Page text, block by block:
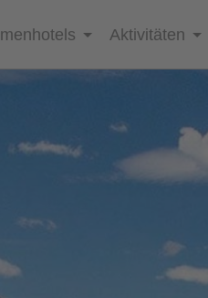
Aktivitäten